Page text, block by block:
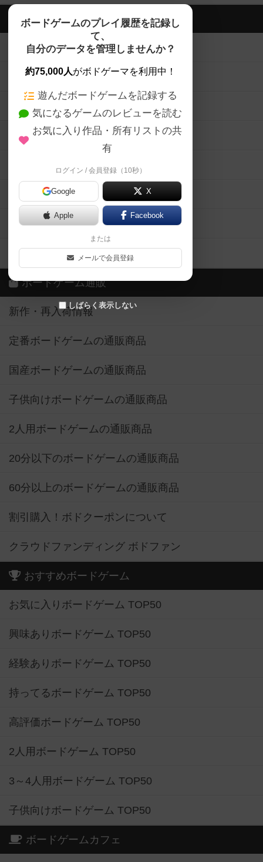
ボードゲームのプレイ履歴を記録し
て、
自分のデータを管理しませんか？
約75,000人がボドゲーマを利用中！
遊んだボードゲームを記録する
気になるゲームのレビューを読む
お気に入り作品・所有リストの共
有
ログイン / 会員登録（10秒）
Google X
Apple Facebook
または
メールで会員登録
しばらく表示しない
ボドゲーマTOP
ボードゲームを検索する
ボードゲームの新着レビュー
ボードゲーム会情報
メカニクス特集
掲示板・トピックス
ボドとも・会員一覧
ボードゲーム業界コラム
ボドゲーマご利用案内
ボードゲーム通販
新作・再入荷情報
定番ボードゲームの通販商品
国産ボードゲームの通販商品
子供向けボードゲームの通販商品
2人用ボードゲームの通販商品
20分以下のボードゲームの通販商品
60分以上のボードゲームの通販商品
割引購入！ボドクーポンについて
クラウドファンディング ボドファン
おすすめボードゲーム
お気に入りボードゲーム TOP50
興味ありボードゲーム TOP50
経験ありボードゲーム TOP50
持ってるボードゲーム TOP50
高評価ボードゲーム TOP50
2人用ボードゲーム TOP50
3～4人用ボードゲーム TOP50
子供向けボードゲーム TOP50
ボードゲームカフェ